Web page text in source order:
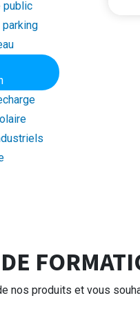
public
parking
nos produits et vous